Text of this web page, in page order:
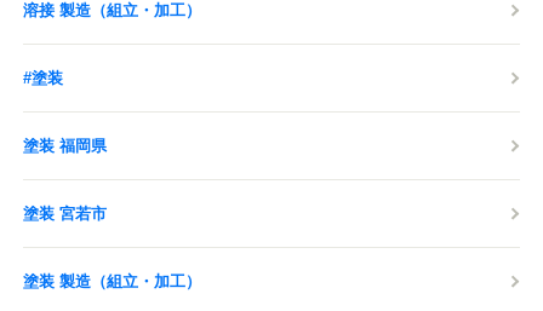
溶接 製造（組立・加工）
#塗装
塗装 福岡県
塗装 宮若市
塗装 製造（組立・加工）